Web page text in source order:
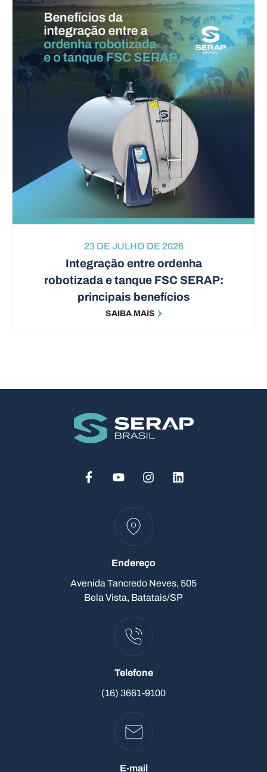
23 DE JULHO DE 2026
Integração entre ordenha
robotizada e tanque FSC SERAP:
principais benefícios
SAIBA MAIS
Endereço
Avenida Tancredo Neves, 505
Bela Vista, Batatais/SP
Telefone
(16) 3661-9100
E-mail